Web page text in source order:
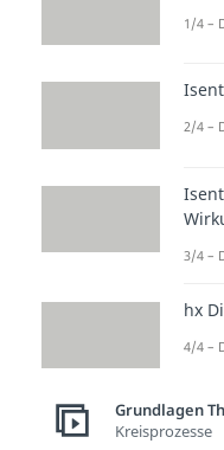
1/4 –
2/4 –
3/4 –
hx
4/4 –
Grundlagen
Kreisprozesse